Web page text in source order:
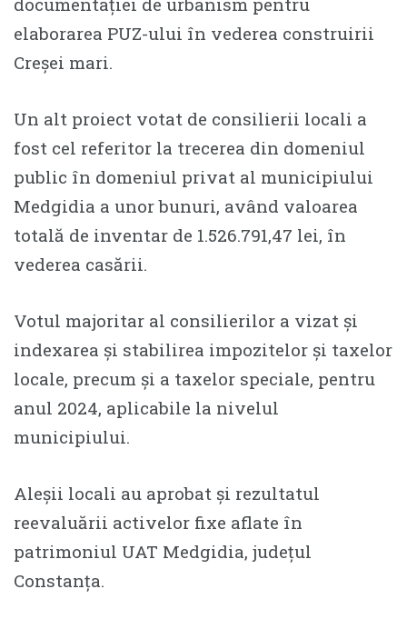
elaborarea PUZ-ului în vederea construirii
Creșei mari.
Un alt proiect votat de consilierii locali a
fost cel referitor la trecerea din domeniul
public în domeniul privat al municipiului
Medgidia a unor bunuri, având valoarea
totală de inventar de 1.526.791,47 lei, în
vederea casării.
Votul majoritar al consilierilor a vizat și
indexarea și stabilirea impozitelor și taxelor
locale, precum și a taxelor speciale, pentru
anul 2024, aplicabile la nivelul
municipiului.
Aleșii locali au aprobat și rezultatul
reevaluării activelor fixe aflate în
patrimoniul UAT Medgidia, județul
Constanța.